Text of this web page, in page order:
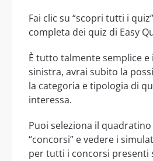
Fai clic su “scopri tutti i
completa dei quiz di Easy
È tutto talmente semplice e
sinistra, avrai subito la
la categoria e tipologia di
interessa.
Puoi seleziona il
“concorsi” e vedere i
per tutti i concorsi presenti